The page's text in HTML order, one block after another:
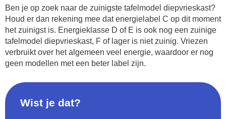
Ben je op zoek naar de zuinigste tafelmodel diepvrieskast?
Houd er dan rekening mee dat energielabel C op dit moment
het zuinigst is. Energieklasse D of E is ook nog een zuinige
tafelmodel diepvrieskast, F of lager is niet zuinig. Vriezen
verbruikt over het algemeen veel energie, waardoor er nog
geen modellen met een beter label zijn.
Wist je dat?